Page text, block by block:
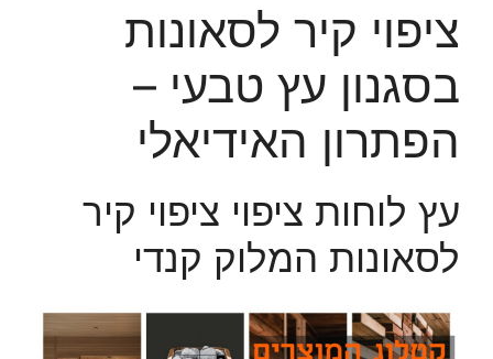
ציפוי קיר לסאונות
בסגנון עץ טבעי –
הפתרון האידיאלי
עץ לוחות ציפוי ציפוי קיר
לסאונות המלוק קנדי